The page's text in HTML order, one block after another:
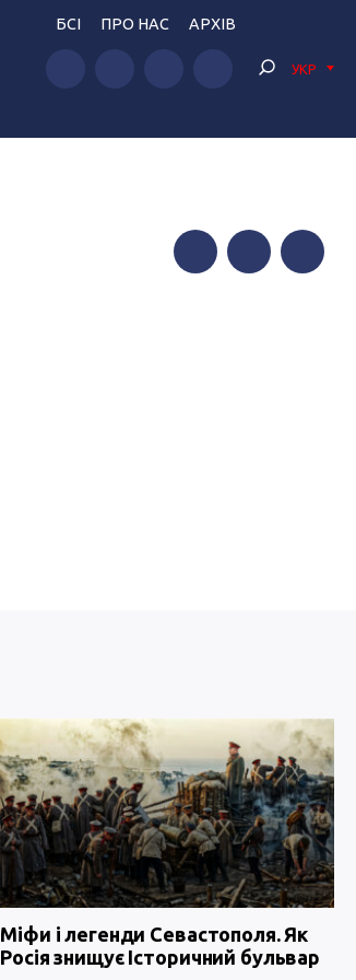
БСІ ПРО НАС АРХІВ
УКР
Міфи і легенди Севастополя. Як
Росія знищує Історичний бульвар